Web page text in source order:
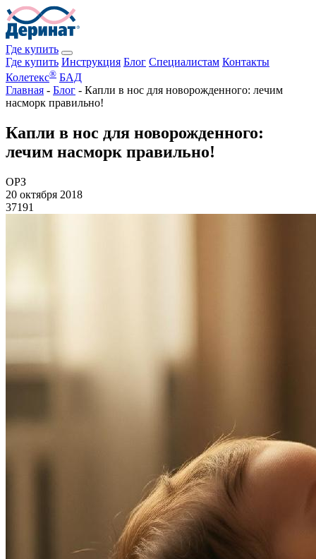
Где купить
Где купить Инструкция Блог Специалистам Контакты
Колетекс® БАД
Главная - Блог - Капли в нос для новорожденного: лечим
насморк правильно!
Капли в нос для новорожденного:
лечим насморк правильно!
ОРЗ
20 октября 2018
37191